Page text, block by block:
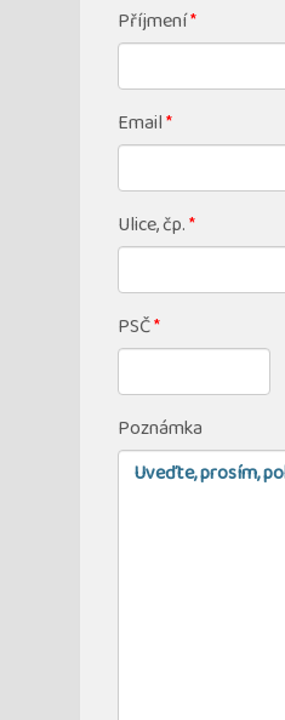
Příjmení*
Email*
Ulice, čp.*
PSČ*
Poznámka